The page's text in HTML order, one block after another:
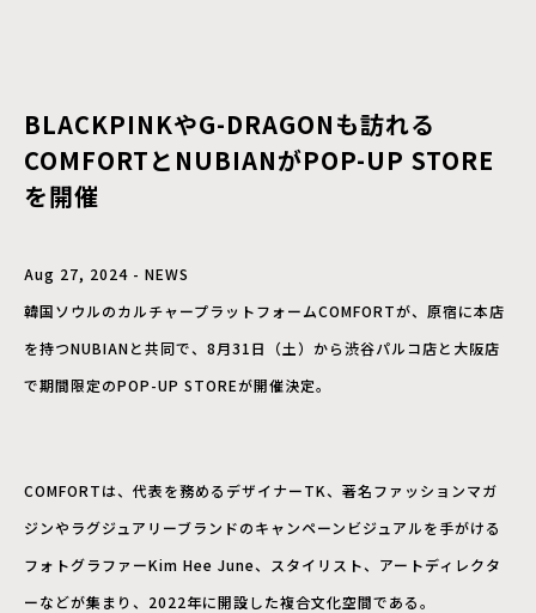
BLACKPINKやG-DRAGONも訪れる
COMFORTとNUBIANがPOP-UP STORE
を開催
Aug 27, 2024 - NEWS
韓国ソウルのカルチャープラットフォームCOMFORTが、原宿に本店
を持つNUBIANと共同で、8月31日（土）から渋谷パルコ店と大阪店
で期間限定のPOP-UP STOREが開催決定。
COMFORTは、代表を務めるデザイナーTK、著名ファッションマガ
ジンやラグジュアリーブランドのキャンペーンビジュアルを手がける
フォトグラファーKim Hee June、スタイリスト、アートディレクタ
ーなどが集まり、2022年に開設した複合文化空間である。